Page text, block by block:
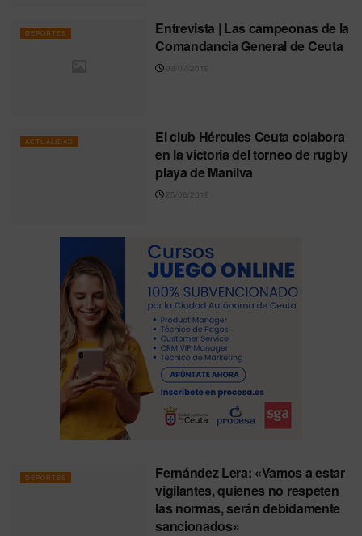
DEPORTES
Entrevista | Las campeonas de la
Comandancia General de Ceuta
03/07/2019
ACTUALIDAD
El club Hércules Ceuta colabora
en la victoria del torneo de rugby
playa de Manilva
25/06/2019
DEPORTES
Fernández Lera: «Vamos a estar
vigilantes, quienes no respeten
las normas, serán debidamente
sancionados»